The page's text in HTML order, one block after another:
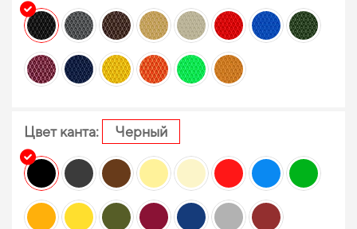
Цвет канта: Черный